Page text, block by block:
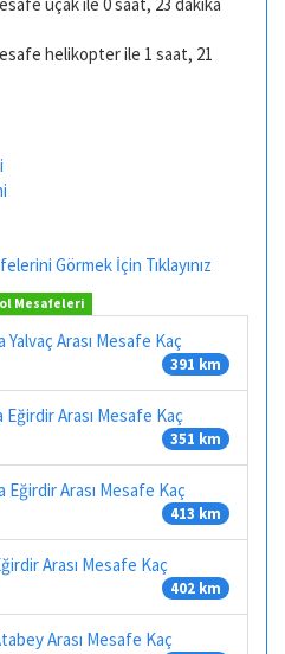
helikopter ile 1 saat, 21
Görmek İçin Tıklayınız
Mesafeleri
Arası Mesafe Kaç
391 km
Arası Mesafe Kaç
351 km
Arası Mesafe Kaç
413 km
Arası Mesafe Kaç
402 km
Arası Mesafe Kaç